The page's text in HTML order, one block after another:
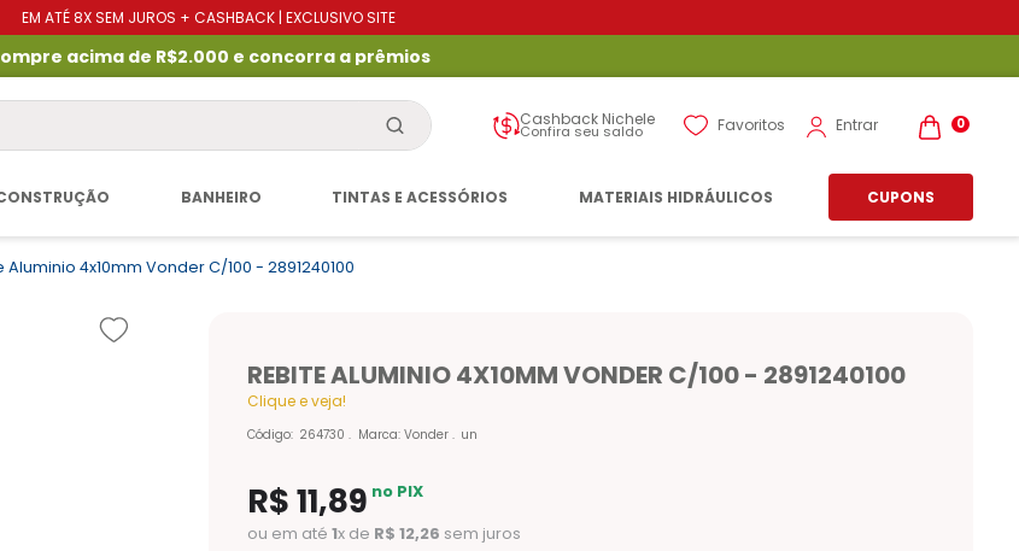
EM ATÉ 8X SEM JUROS + CASHBACK | EXCLUSIVO SITE
acima de R$2.000 e concorra a prêmios
Cashback Nichele
Confira seu saldo Favoritos Entrar 0
BANHEIRO TINTAS E ACESSÓRIOS MATERIAIS HIDRÁULICOS CUPONS
Aluminio 4x10mm Vonder C/100 - 2891240100
REBITE ALUMINIO 4X10MM VONDER C/100 - 2891240100
Clique e veja!
Código: 264730 Marca: Vonder un
R$11,89 no PIX
ou em até 1x de R$ 12,26 sem juros